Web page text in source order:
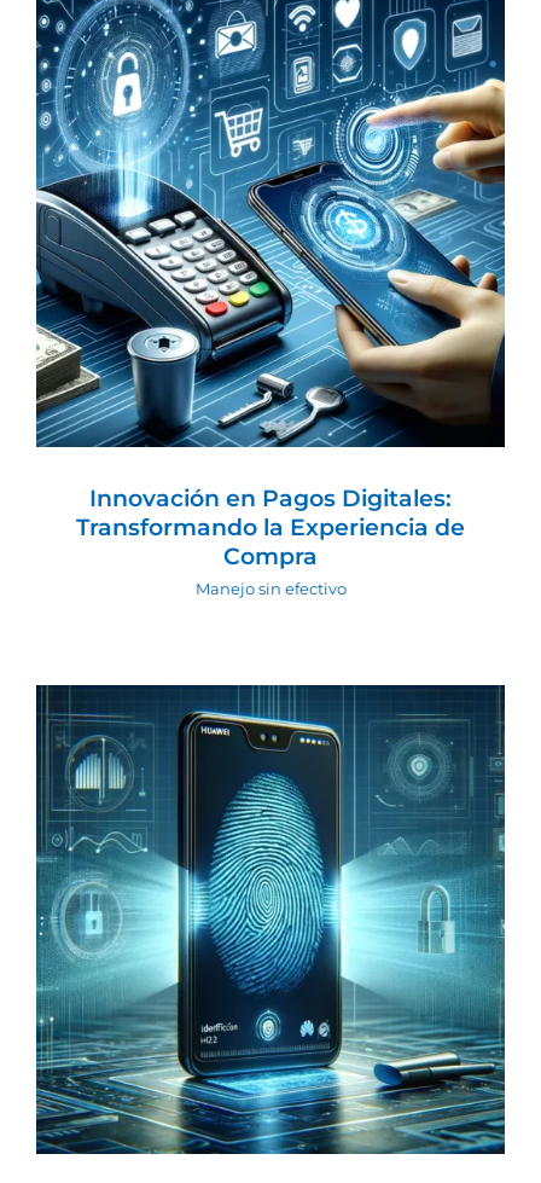
Innovación en Pagos Digitales:
Transformando la Experiencia de
Compra
Manejo sin efectivo
Innovación en Pagos Digitales:
Transformando la Experiencia de
Compra
Manejo sin efectivo
Huawei Innova en Biometría con
Patente de Huella Dactilar Ultrasónica
Biometria Soluciones Inteligentes